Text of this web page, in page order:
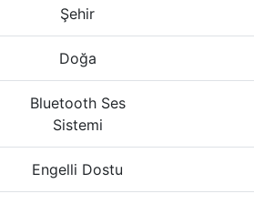
Şehir
Doğa
Bluetooth Ses
Sistemi
Engelli Dostu